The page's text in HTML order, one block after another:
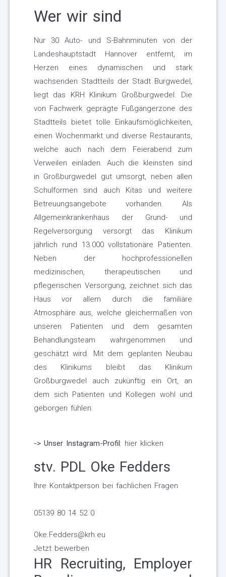
Wer wir sind
Nur 30 Auto- und S-Bahnminuten von der
Landeshauptstadt Hannover entfernt, im
Herzen eines dynamischen und stark
wachsenden Stadtteils der Stadt Burgwedel,
liegt das KRH Klinikum Großburgwedel. Die
von Fachwerk geprägte Fußgängerzone des
Stadtteils bietet tolle Einkaufsmöglichkeiten,
einen Wochenmarkt und diverse Restaurants,
welche auch nach dem Feierabend zum
Verweilen einladen. Auch die kleinsten sind
in Großburgwedel gut umsorgt, neben allen
Schulformen sind auch Kitas und weitere
Betreuungsangebote vorhanden. Als
Allgemeinkrankenhaus der Grund- und
Regelversorgung versorgt das Klinikum
jährlich rund 13.000 vollstationäre Patienten.
Neben der hochprofessionellen
medizinischen, therapeutischen und
pflegerischen Versorgung, zeichnet sich das
Haus vor allem durch die familiäre
Atmosphäre aus, welche gleichermaßen von
unseren Patienten und dem gesamten
Behandlungsteam wahrgenommen und
geschätzt wird. Mit dem geplanten Neubau
des Klinikums bleibt das Klinikum
Großburgwedel auch zukünftig ein Ort, an
dem sich Patienten und Kollegen wohl und
geborgen fühlen.
-> Unser Instagram-Profil: hier klicken
stv. PDL Oke Fedders
Ihre Kontaktperson bei fachlichen Fragen
05139 80 14 52 0
Oke.Fedders@krh.eu
Jetzt bewerben
HR Recruiting, Employer